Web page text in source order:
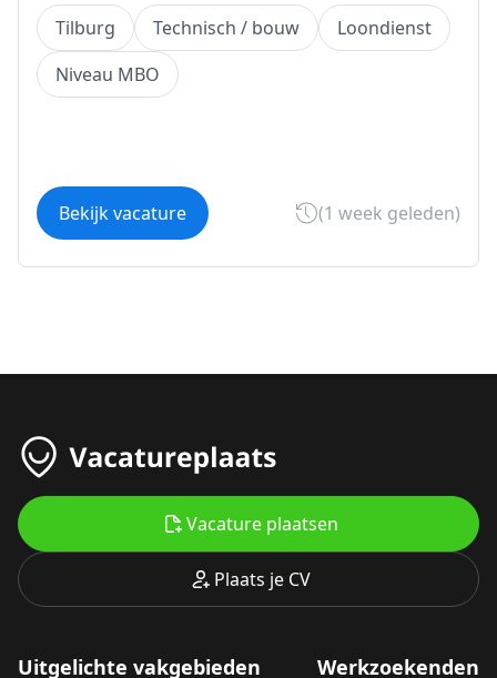
Tilburg Technisch / bouw
Loondienst
Niveau MBO
Bekijk vacature (1 week geleden)
Plaats je CV
Vacature plaatsen
Uitgelichte vakgebieden Werkzoekenden